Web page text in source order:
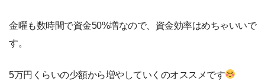
金曜も数時間で資金50%増なので、資金効率はめちゃいいで
す。
5万円くらいの少額から増やしていくのオススメです